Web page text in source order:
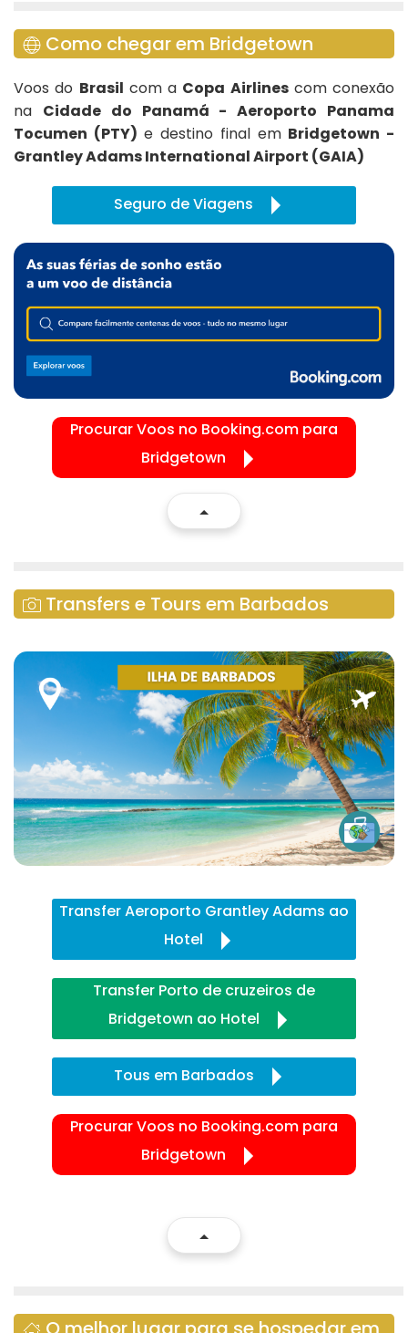
Como chegar em Bridgetown
Voos do Brasil com a Copa Airlinescom conexão
na Cidade do Panamá - Aeroporto Panama
Tocumen (PTY) e destino final em Bridgetown -
Grantley Adams International Airport (GAIA)
Seguro de Viagens
Procurar Voos no Booking.com para
Bridgetown
Transfers e Tours em Barbados
Transfer Aeroporto Grantley Adams ao
Hotel
Transfer Porto de cruzeiros de
Bridgetown ao Hotel
Tous em Barbados
Procurar Voos no Booking.com para
Bridgetown